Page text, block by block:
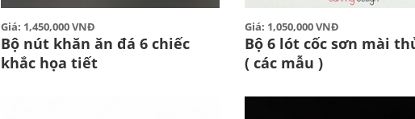
Giá: 1,450,000 VNĐ
Bộ nút khăn ăn đá 6 chiếc
khắc họa tiết
Giá: 1,050,000 VNĐ
Bộ 6 lót cốc sơn mài
( các mẫu )